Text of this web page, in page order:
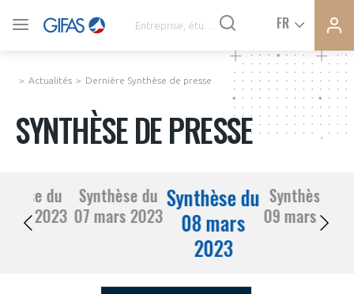
FR
SYNTHÈSE DE PRESSE
Actualités Dernière Synthèse de presse
SYNTHÈSE DE PRESSE
du
06 mars 2023
Synthèse du
07 mars 2023
Synthèse du
08 mars
2023
Synthèse du
09 mars 2023
VOUS ÊTES ADHÉRENTS
DEMANDE D’ADHÉSION
Avez-vous un statut de droit français ?